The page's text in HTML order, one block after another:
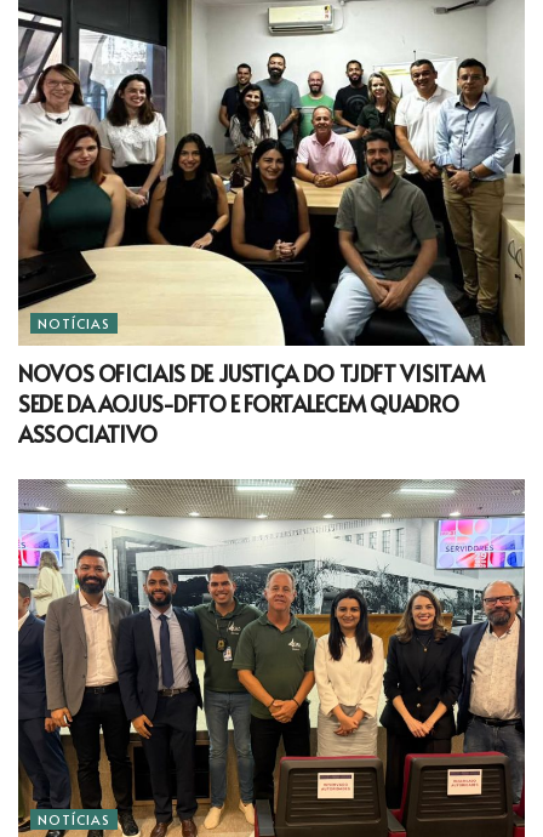
NOTÍCIAS
NOVOS OFICIAIS DE JUSTIÇA DO TJDFT VISITAM
SEDE DA AOJUS-DFTO E FORTALECEM QUADRO
ASSOCIATIVO
NOTÍCIAS